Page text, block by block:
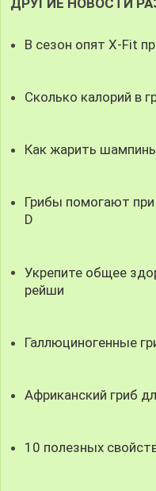
В сезон опят X-Fit
Сколько калорий в
Как жарить
Грибы помогают
D
Укрепите общее
рейши
Галлюциногенные
Африканский гриб
10 полезных